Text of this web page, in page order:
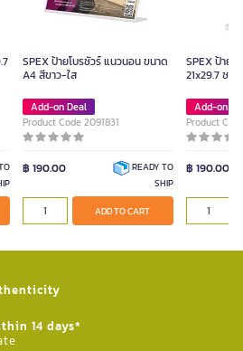
SPEX ป้ายโบรชัวร์ แนวนอน ขนาด
A4 สีขาว-ใส
Add-on Deal
Product Code 2091831
฿ 190.00
READY TO
SHIP
ADD TO CART
SPEX ป้าย
21x29.7 ซม.
Add-on
Product
฿ 190.00
14 days*